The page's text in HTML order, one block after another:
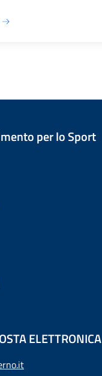
per lo Sport
ELETTRONICA